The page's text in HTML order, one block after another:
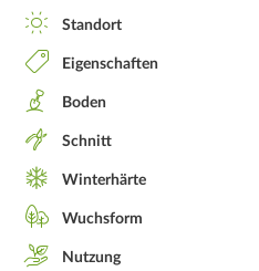
Standort
Eigenschaften
Boden
Schnitt
Winterhärte
Wuchsform
Nutzung